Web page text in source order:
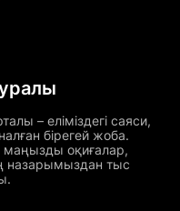
– еліміздегі саяси,
бірегей жоба.
маңызды оқиғалар,
назарымыздан тыс